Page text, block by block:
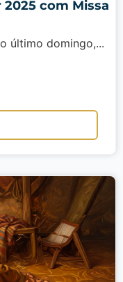
com Missa
último domingo,...